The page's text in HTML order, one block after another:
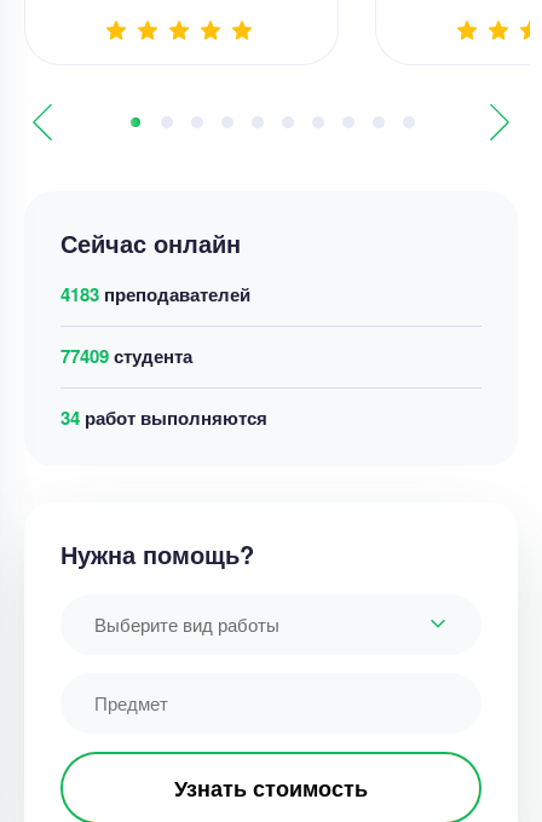
Сейчас онлайн
4183 преподавателей
77409студента
37 работ выполняются
Нужна помощь?
Выберите вид работы
Узнать стоимость